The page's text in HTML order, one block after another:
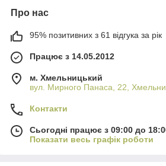
Про нас
95% позитивних з 61 відгука за рік
Працює з 14.05.2012
м. Хмельницький
вул. Мирного Панаса, 22,
Контакти
Сьогодні працює з 09:00 до
Показати весь графік роботи